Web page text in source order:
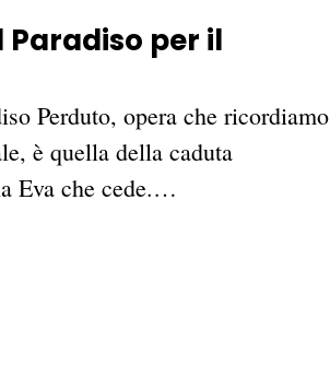
per il
Perduto, opera che ricordiamo
è quella della caduta
Eva che cede.…